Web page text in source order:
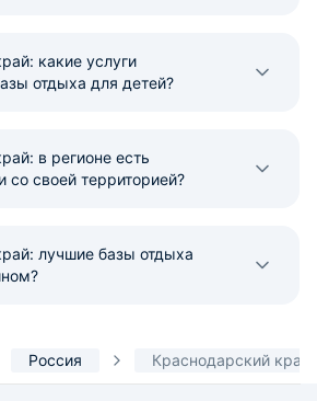
какие услуги
отдыха для детей?
в регионе есть
со своей территорией?
лучшие базы отдыха
Россия Краснодарский край